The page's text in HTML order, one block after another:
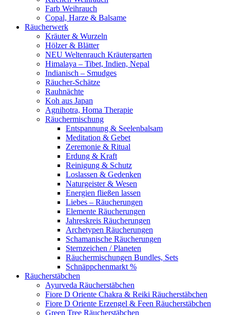
Farb Weihrauch
Copal, Harze & Balsame
Räucherwerk
Kräuter & Wurzeln
Hölzer & Blätter
NEU Weltenrauch Kräutergarten
Himalaya – Tibet, Indien, Nepal
Indianisch – Smudges
Räucher-Schätze
Rauhnächte
Koh aus Japan
Agnihotra, Homa Therapie
Räuchermischung
Entspannung & Seelenbalsam
Meditation & Gebet
Zeremonie & Ritual
Erdung & Kraft
Reinigung & Schutz
Loslassen & Gedenken
Naturgeister & Wesen
Energien fließen lassen
Liebes – Räucherungen
Elemente Räucherungen
Jahreskreis Räucherungen
Archetypen Räucherungen
Schamanische Räucherungen
Sternzeichen / Planeten
Räuchermischungen Bundles, Sets
Schnäppchenmarkt %
Räucherstäbchen
Ayurveda Räucherstäbchen
Fiore D Oriente Chakra & Reiki Räucherstäbchen
Fiore D Oriente Erzengel & Feen Räucherstäbchen
Green Tree Räucherstäbchen